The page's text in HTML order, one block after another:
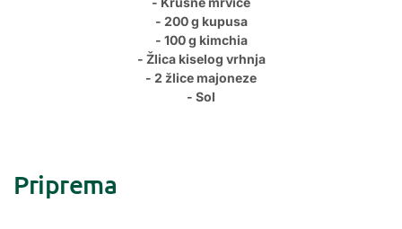
- 200 g kupusa
- 100 g kimchia
- Žlica kiselog vrhnja
- 2 žlice majoneze
- Sol
Priprema